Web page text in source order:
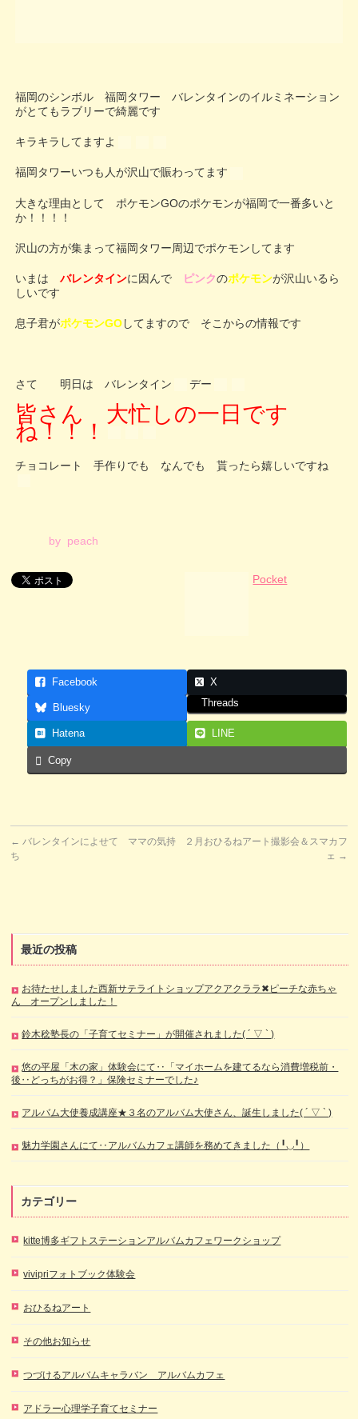
福岡のシンボル 福岡タワー バレンタインのイルミネーション
がとてもラブリーで綺麗です
キラキラしてますよ
福岡タワーいつも人が沢山で賑わってます
大きな理由として ポケモンGOのポケモンが福岡で一番多いと
か！！！！
沢山の方が集まって福岡タワー周辺でポケモンしてます
いまはバレンタインに因んで ピンクのポケモンが沢山いるら
しいです
息子君がポケモンGOしてますので そこからの情報です
さて 明日は バレンタイン デー
皆さん 大忙しの一日です
ね！！！
チョコレート 手作りでも なんでも 貰ったら嬉しいですね
by peach
Pocket
Facebook X
Bluesky Threads
Hatena LINE
Copy
← バレンタインによせて ママの気持
ち
２月おひるねアート撮影会＆スマカフ
ェ →
最近の投稿
お待たせしました西新サテライトショップアクアクララ✖ピーチな赤ちゃ
ん オープンしました！
鈴木稔塾長の「子育てセミナー」が開催されました( ´ ▽ ` )
悠の平屋「木の家」体験会にて‥「マイホームを建てるなら消費増税前・
後‥どっちがお得？」保険セミナーでした♪
アルバム大使養成講座★３名のアルバム大使さん、誕生しました( ´ ▽ ` )
魅力学園さんにて‥アルバムカフェ講師を務めてきました（╹◡╹）
カテゴリー
kitte博多ギフトステーションアルバムカフェワークショップ
vivipriフォトブック体験会
おひるねアート
その他お知らせ
つづけるアルバムキャラバン アルバムカフェ
アドラー心理学子育てセミナー